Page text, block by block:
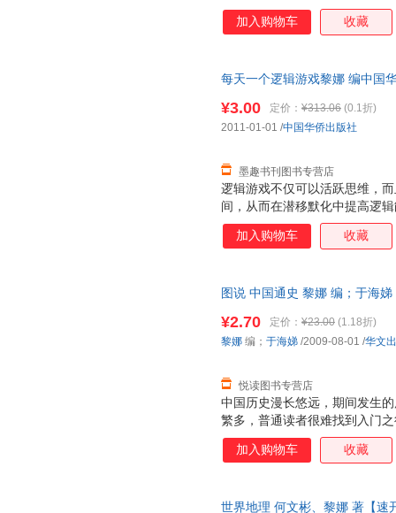
洲、南极洲七个部分，设置“概
输”、“主要城市”、“主要名胜
文化的力量与图画的色彩一起
加入购物车 收藏
每天一个逻辑游戏黎娜 编中国
逻辑游戏不仅可以活跃思维，
间，从而在潜移默化中提高逻
大脑里沉睡的逻辑力，让你的
根据解题方式而分类的方法，
枯燥，让你真正感受到是在“玩
则设计的，你可以根据自己的
练。这是一本开发潜能的游戏
¥3.00 定价： ¥313.06 (0.1折)
墨趣书刊图书专营店
2011-01-01 /中国华侨出版社
加入购物车 收藏
图说 中国通史 黎娜 编；于海
中国历史漫长悠远，期间发生
繁多，普通读者很难找到入门
例，即在一定的历史观的指导
释，是读者在较短时间内了解
源头、中原争霸、九州一统、
¥2.70 定价： ¥23.00 (1.18折)
悦读图书专营店
黎娜 编； 于海娣 /2009-08-01 /华文
加入购物车 收藏
世界地理 何文彬、黎娜 著【速